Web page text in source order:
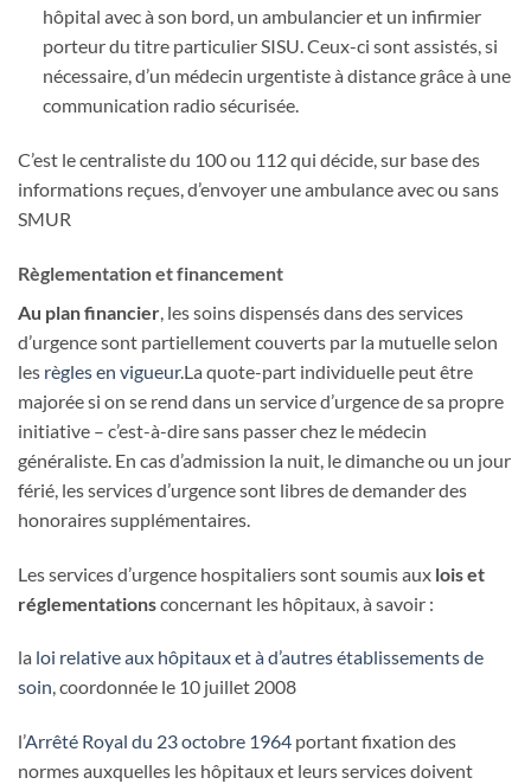
hôpital avec à son bord, un ambulancier et un infirmier
porteur du titre particulier SISU. Ceux-ci sont assistés, si
nécessaire, d’un médecin urgentiste à distance grâce à une
communication radio sécurisée.
C’est le centraliste du 100 ou 112 qui décide, sur base des
informations reçues, d’envoyer une ambulance avec ou sans
SMUR
Règlementation et financement
Au plan financier , les soins dispensés dans des services
d’urgence sont partiellement couverts par la mutuelle selon
les règles en vigueur.La quote-part individuelle peut être
majorée si on se rend dans un service d’urgence de sa propre
initiative – c’est-à-dire sans passer chez le médecin
généraliste. En cas d’admission la nuit, le dimanche ou un jour
férié, les services d’urgence sont libres de demander des
honoraires supplémentaires.
Les services d’urgence hospitaliers sont soumis aux lois et
réglementationsconcernant les hôpitaux, à savoir :
la loi relative aux hôpitaux et à d’autres établissements de
soin, coordonnée le 10 juillet 2008
l’Arrêté Royal du 23 octobre 1964 portant fixation des
normes auxquelles les hôpitaux et leurs services doivent